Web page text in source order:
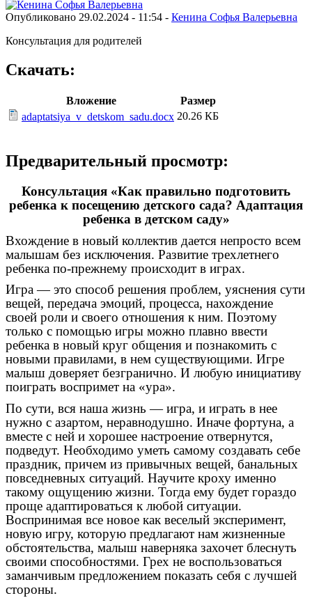
Опубликовано 29.02.2024 - 11:54 - Кенина Софья Валерьевна
Консультация для родителей
Скачать:
Вложение
Размер
adaptatsiya_v_detskom_sadu.docx 20.26 КБ
Предварительный просмотр:
Консультация «Как правильно подготовить
ребенка к посещению детского сада? Адаптация
ребенка в детском саду»
Вхождение в новый коллектив дается непросто всем
малышам без исключения. Развитие трехлетнего
ребенка по-прежнему происходит в играх.
Игра — это способ решения проблем, уяснения сути
вещей, передача эмоций, процесса, нахождение
своей роли и своего отношения к ним. Поэтому
только с помощью игры можно плавно ввести
ребенка в новый круг общения и познакомить с
новыми правилами, в нем существующими. Игре
малыш доверяет безгранично. И любую инициативу
поиграть воспримет на «ура».
По сути, вся наша жизнь — игра, и играть в нее
нужно с азартом, неравнодушно. Иначе фортуна, а
вместе с ней и хорошее настроение отвернутся,
подведут. Необходимо уметь самому создавать себе
праздник, причем из привычных вещей, банальных
повседневных ситуаций. Научите кроху именно
такому ощущению жизни. Тогда ему будет гораздо
проще адаптироваться к любой ситуации.
Воспринимая все новое как веселый эксперимент,
новую игру, которую предлагают нам жизненные
обстоятельства, малыш наверняка захочет блеснуть
своими способностями. Грех не воспользоваться
заманчивым предложением показать себя с лучшей
стороны.